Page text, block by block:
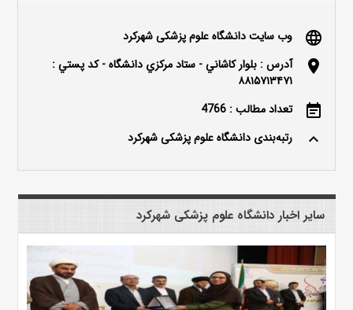
language وب سایت دانشگاه علوم پزشکی شهرکرد
location_on
آدرس : بلوار كاشاني - ستاد مركزي دانشگاه - كد پستي :
۸۸۱۵۷۱۳۴۷۱
event_note تعداد مطالب : 4766
keyboard_arrow_up رتبه‌بندی دانشگاه علوم پزشکی شهرکرد
سایر اخبار دانشگاه علوم پزشکی شهرکرد